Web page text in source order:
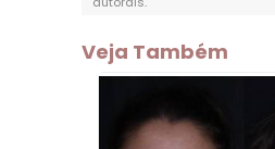
Veja Também